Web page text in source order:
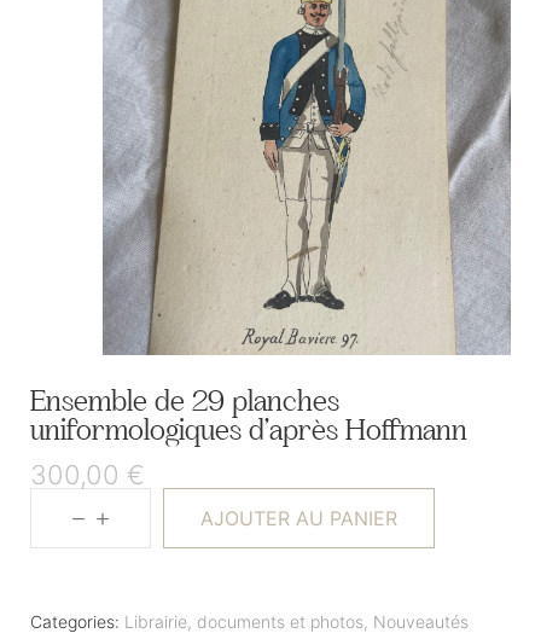
Ensemble de 29 planches
uniformologiques d’après Hoffmann
300,00 €
AJOUTER AU PANIER
Categories: Librairie, documents et photos, Nouveautés